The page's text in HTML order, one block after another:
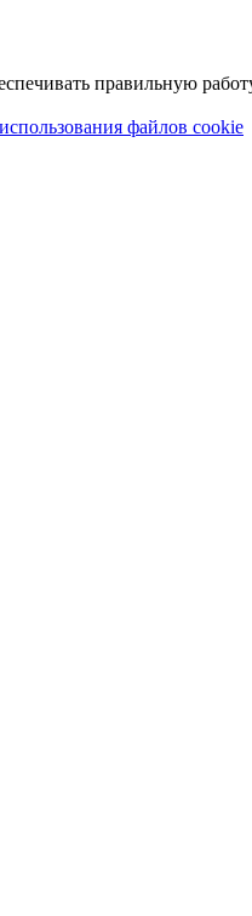
правильную
файлов cookie